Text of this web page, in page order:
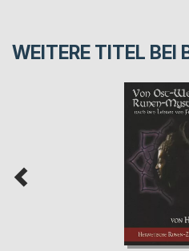
WEITERE TITEL BEI